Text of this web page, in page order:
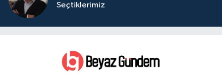
Seçtiklerimiz